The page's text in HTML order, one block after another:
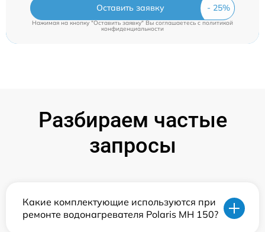
Оставить заявку
Нажимая на кнопку "Оставить заявку" Вы соглашаетесь cполитикой
конфиденциальности
Разбираем частые
запросы
Какие комплектующие используются при
ремонте водонагревателя Polaris MH 150?